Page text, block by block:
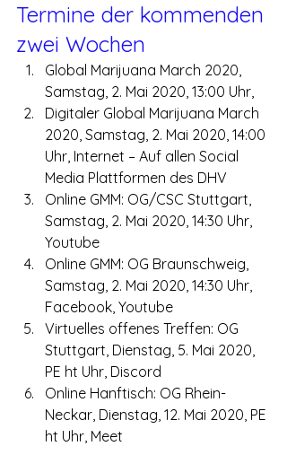
Termine der kommenden
zwei Wochen
Global Marijuana March 2020,
Samstag, 2. Mai 2020, 13:00 Uhr,
Digitaler Global Marijuana March
2020, Samstag, 2. Mai 2020, 14:00
Uhr, Internet – Auf allen Social
Media Plattformen des DHV
Online GMM: OG/CSC Stuttgart,
Samstag, 2. Mai 2020, 14:30 Uhr,
Youtube
Online GMM: OG Braunschweig,
Samstag, 2. Mai 2020, 14:30 Uhr,
Facebook, Youtube
Virtuelles offenes Treffen: OG
Stuttgart, Dienstag, 5. Mai 2020,
PE ht Uhr, Discord
Online Hanftisch: OG Rhein-
Neckar, Dienstag, 12. Mai 2020, PE
ht Uhr, Meet